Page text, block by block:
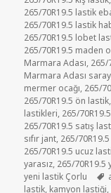
265/70R19.5 lastik
265/70R19.5 lastik
265/70R19.5 lobet
265/70R19.5 maden
Marmara Adası, 265/
Marmara Adası saray
mermer ocağı, 265/
265/70R19.5 ön lastik,
lastikleri, 265/
265/70R19.5 satış
sıfır jant, 265/
265/70R19.5 ucuz
yarasız, 265/70R19.5
yeni lastik Çorlu
lastik, kamyon lastiği,